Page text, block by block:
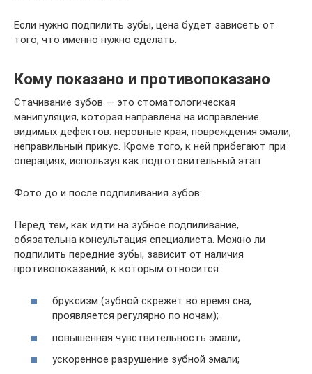
Если нужно подпилить зубы, цена будет зависеть от
того, что именно нужно сделать.
Кому показано и противопоказано
Стачивание зубов — это стоматологическая
манипуляция, которая направлена на исправление
видимых дефектов: неровные края, повреждения эмали,
неправильный прикус. Кроме того, к ней прибегают при
операциях, используя как подготовительный этап.
Фото до и после подпиливания зубов:
Перед тем, как идти на зубное подпиливание,
обязательна консультация специалиста. Можно ли
подпилить передние зубы, зависит от наличия
противопоказаний, к которым относится:
бруксизм (зубной скрежет во время сна,
проявляется регулярно по ночам);
повышенная чувствительность эмали;
ускоренное разрушение зубной эмали;